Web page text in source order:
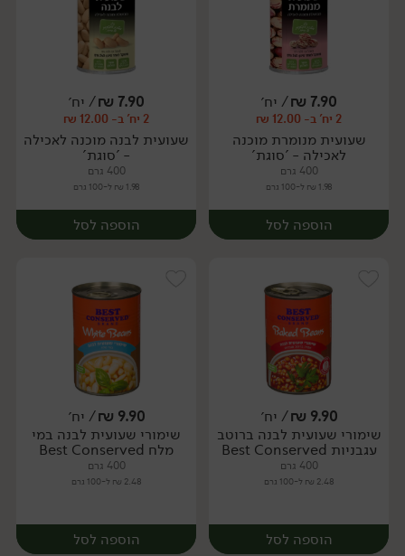
יח׳ יח׳
7.90
₪/ יח׳
2 יח' ב- 12.00 ₪
שעועית מנומרת מוכנה
לאכילה - 'סוגת'
400 גרם
1.98 ₪ ל-100 גרם
הוספה לסל
יח׳
7.90
₪/ יח׳
2 יח' ב- 12.00 ₪
שעועית לבנה מוכנה לאכילה
- 'סוגת'
400 גרם
1.98 ₪ ל-100 גרם
הוספה לסל
יח׳
9.90
₪/ יח׳
שימורי שעועית לבנה ברוטב
עגבניות Best Conserved
400 גרם
2.48 ₪ ל-100 גרם
הוספה לסל
9.90
₪/ יח׳
שימורי שעועית לבנה במי
מלח Best Conserved
400 גרם
2.48 ₪ ל-100 גרם
הוספה לסל